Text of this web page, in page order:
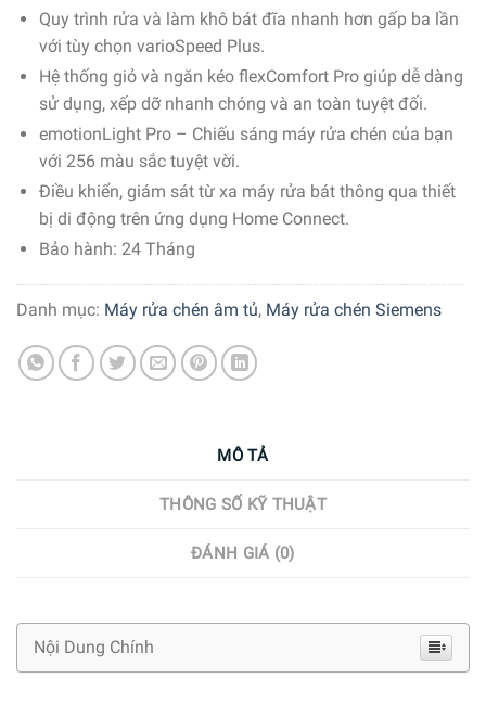
Quy trình rửa và làm khô bát đĩa nhanh hơn gấp ba lần
với tùy chọn varioSpeed ​​Plus.
Hệ thống giỏ và ngăn kéo flexComfort Pro giúp dễ dàng
sử dụng, xếp dỡ nhanh chóng và an toàn tuyệt đối.
emotionLight Pro – Chiếu sáng máy rửa chén của bạn
với 256 màu sắc tuyệt vời.
Điều khiển, giám sát từ xa máy rửa bát thông qua thiết
bị di động trên ứng dụng Home Connect.
Bảo hành: 24 Tháng
Danh mục: Máy rửa chén âm tủ, Máy rửa chén Siemens
MÔ TẢ
THÔNG SỐ KỸ THUẬT
ĐÁNH GIÁ (0)
Nội Dung Chính